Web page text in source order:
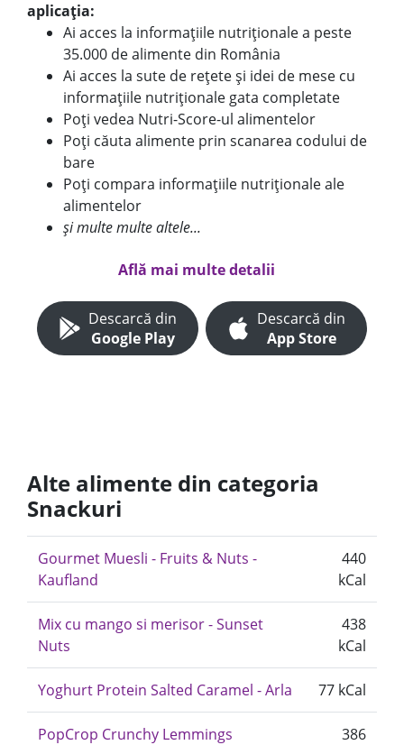
aplicația:
Ai acces la informațiile nutriționale a peste
35.000 de alimente din România
Ai acces la sute de rețete și idei de mese cu
informațiile nutriționale gata completate
Poți vedea Nutri-Score-ul alimentelor
Poți căuta alimente prin scanarea codului de
bare
Poți compara informațiile nutriționale ale
alimentelor
și multe multe altele...
Află mai multe detalii
Descarcă din
Google Play
Descarcă din
App Store
Alte alimente din categoria
Snackuri
Gourmet Muesli - Fruits & Nuts -
Kaufland
440
kCal
Mix cu mango si merisor - Sunset
Nuts
438
kCal
Yoghurt Protein Salted Caramel - Arla 77 kCal
PopCrop Crunchy Lemmings
386